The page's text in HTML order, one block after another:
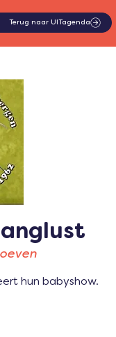
Terug naar UITagenda
hun babyshow.